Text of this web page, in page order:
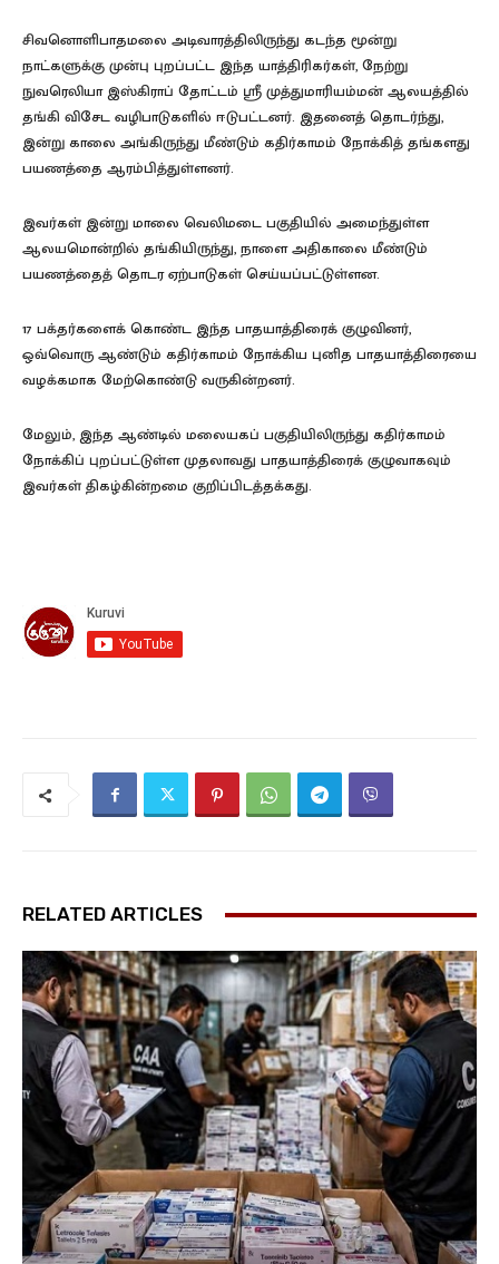
சிவனொளிபாதமலை அடிவாரத்திலிருந்து கடந்த மூன்று
நாட்களுக்கு முன்பு புறப்பட்ட இந்த யாத்திரிகர்கள், நேற்று
நுவரெலியா இஸ்கிராப் தோட்டம் ஸ்ரீ முத்துமாரியம்மன் ஆலயத்தில்
தங்கி விசேட வழிபாடுகளில் ஈடுபட்டனர். இதனைத் தொடர்ந்து,
இன்று காலை அங்கிருந்து மீண்டும் கதிர்காமம் நோக்கித் தங்களது
பயணத்தை ஆரம்பித்துள்ளனர்.
இவர்கள் இன்று மாலை வெலிமடை பகுதியில் அமைந்துள்ள
ஆலயமொன்றில் தங்கியிருந்து, நாளை அதிகாலை மீண்டும்
பயணத்தைத் தொடர ஏற்பாடுகள் செய்யப்பட்டுள்ளன.
17 பக்தர்களைக் கொண்ட இந்த பாதயாத்திரைக் குழுவினர்,
ஒவ்வொரு ஆண்டும் கதிர்காமம் நோக்கிய புனித பாதயாத்திரையை
வழக்கமாக மேற்கொண்டு வருகின்றனர்.
மேலும், இந்த ஆண்டில் மலையகப் பகுதியிலிருந்து கதிர்காமம்
நோக்கிப் புறப்பட்டுள்ள முதலாவது பாதயாத்திரைக் குழுவாகவும்
இவர்கள் திகழ்கின்றமை குறிப்பிடத்தக்கது.
RELATED ARTICLES